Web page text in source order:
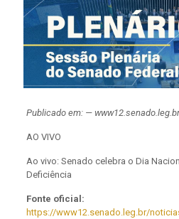
Publicado em: — www12.senado.leg.br
AO VIVO
Ao vivo: Senado celebra o Dia
Deficiência
Fonte oficial:
https://www12.senado.leg.br/